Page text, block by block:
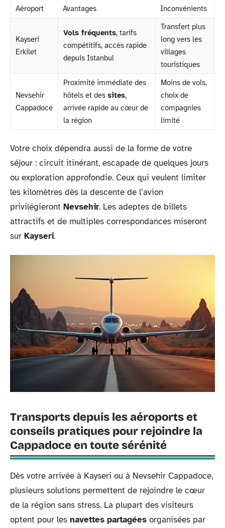
Aéroport Avantages Inconvénients
Kayseri
Erkilet
Vols fréquents, tarifs
compétitifs, accès rapide
depuis Istanbul
Transfert plus
long vers les
villages
touristiques
Nevsehir
Cappadoce
Proximité immédiate des
hôtels et des sites,
arrivée rapide au cœur de
la région
Moins de vols,
choix de
compagnies
limité
Votre choix dépendra aussi de la forme de votre
séjour : circuit itinérant, escapade de quelques jours
ou exploration approfondie. Ceux qui veulent limiter
les kilomètres dès la descente de l’avion
privilégieront Nevsehir. Les adeptes de billets
attractifs et de multiples correspondances miseront
sur Kayseri.
Transports depuis les aéroports et
conseils pratiques pour rejoindre la
Cappadoce en toute sérénité
Dès votre arrivée à Kayseri ou à Nevsehir Cappadoce,
plusieurs solutions permettent de rejoindre le cœur
de la région sans stress. La plupart des visiteurs
optent pour les navettes partagées organisées par